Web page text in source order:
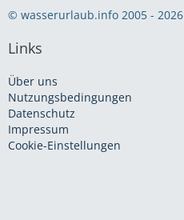
© wasserurlaub.info 2005 - 2026
Links
Über uns
Nutzungsbedingungen
Datenschutz
Impressum
Cookie-Einstellungen